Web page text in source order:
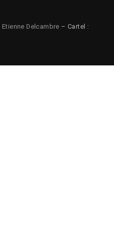
Etienne Delcambre – Cartel :